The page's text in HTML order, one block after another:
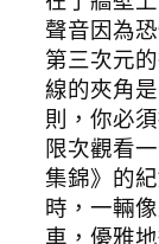
聲音因為
第三次元
線的夾角
則，你必
限次觀看
集錦》的
時，一輛
車，優雅